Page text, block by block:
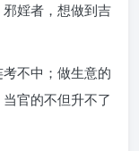
婬者，想做到吉
不中；做生意的
官的不但升不了